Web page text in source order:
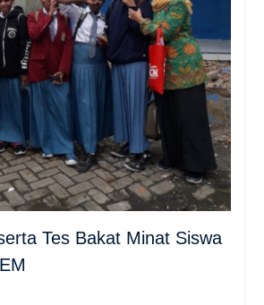
Tes Bakat Minat Siswa